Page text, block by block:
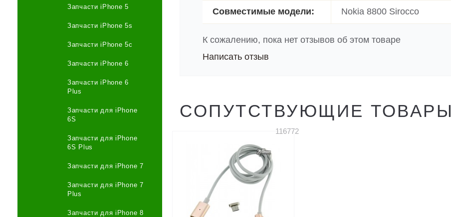
Запчасти iPhone 5
Запчасти iPhone 5s
Запчасти iPhone 5c
Запчасти iPhone 6
Запчасти iPhone 6
Plus
Запчасти для iPhone
6S
Запчасти для iPhone
6S Plus
Запчасти для iPhone 7
Запчасти для iPhone 7
Plus
Запчасти для iPhone 8
Совместимые модели: Nokia 8800 Sirocco
К сожалению, пока нет отзывов об этом товаре
Написать отзыв
СОПУТСТВУЮЩИЕ ТОВАРЫ
116772